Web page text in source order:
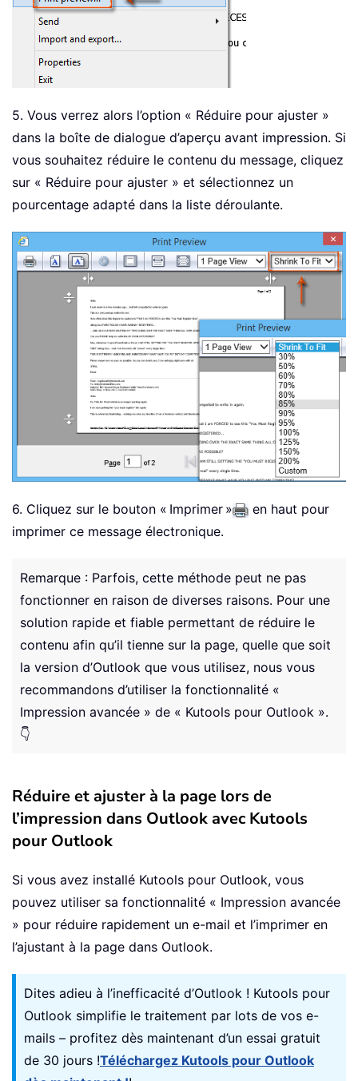
5. Vous verrez alors l’option « Réduire pour ajuster »
dans la boîte de dialogue d’aperçu avant impression. Si
vous souhaitez réduire le contenu du message, cliquez
sur « Réduire pour ajuster » et sélectionnez un
pourcentage adapté dans la liste déroulante.
6. Cliquez sur le bouton « Imprimer »
en haut pour
imprimer ce message électronique.
Remarque : Parfois, cette méthode peut ne pas
fonctionner en raison de diverses raisons. Pour une
solution rapide et fiable permettant de réduire le
contenu afin qu’il tienne sur la page, quelle que soit
la version d’Outlook que vous utilisez, nous vous
recommandons d’utiliser la fonctionnalité «
Impression avancée » de « Kutools pour Outlook ».
👇
Réduire et ajuster à la page lors de
l’impression dans Outlook avec Kutools
pour Outlook
Si vous avez installé Kutools pour Outlook, vous
pouvez utiliser sa fonctionnalité « Impression avancée
» pour réduire rapidement un e-mail et l’imprimer en
l’ajustant à la page dans Outlook.
Dites adieu à l’inefficacité d’Outlook ! Kutools pour
Outlook simplifie le traitement par lots de vos e-
mails – profitez dès maintenant d’un essai gratuit
de 30 jours !Téléchargez Kutools pour Outlook